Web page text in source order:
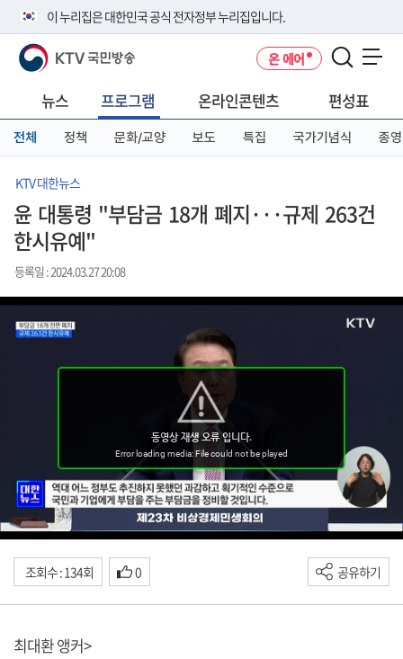
이 누리집은 대한민국 공식 전자정부 누리집입니다.
공식 누리집 주소 확인하기
니다.
이밖에 or.kr 또는 .kr등 다른 도메인 주소를 사용하고 있다면 아래 URL에
서 도메인 주소를 확인해 보세요
KTV 국민방송 온 에어
뉴스 프로그램 온라인콘텐츠 편성표
전체 정책 문화/교양 보도 특집 국가기념식 종영
KTV 대한뉴스
윤 대통령 "부담금 18개 폐지···규제 263건
한시유예"
등록일 : 2024.03.27 20:08
조회수 : 134회 0 공유하기
최대환 앵커>